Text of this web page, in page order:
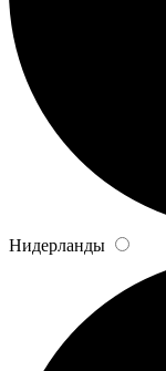
Нидерланды